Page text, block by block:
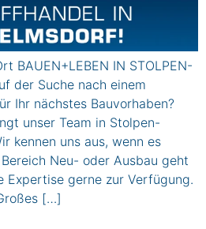
BAUEN+LEBEN IN STOLPEN-
der Suche nach einem
Ihr nächstes Bauvorhaben?
unser Team in Stolpen-
kennen uns aus, wenn es
Neu- oder Ausbau geht
Expertise gerne zur Verfügung.
[…]